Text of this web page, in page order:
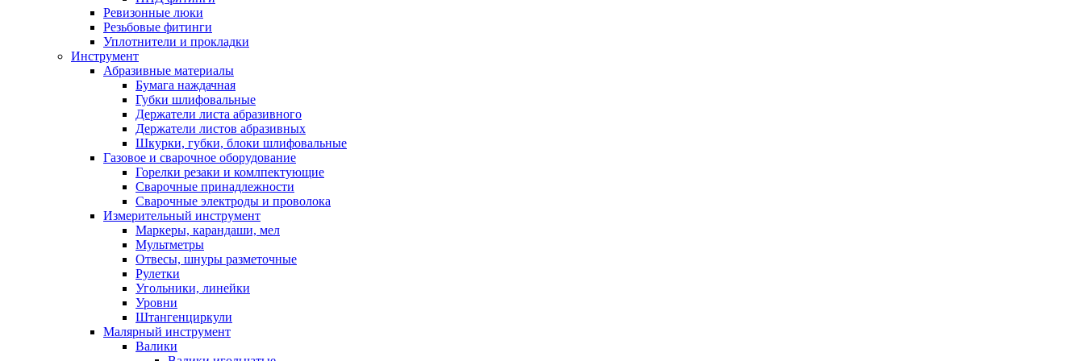
Ревизонные люки
Резьбовые фитинги
Уплотнители и прокладки
Инструмент
Абразивные материалы
Бумага наждачная
Губки шлифовальные
Держатели листа абразивного
Держатели листов абразивных
Шкурки, губки, блоки шлифовальные
Газовое и сварочное оборудование
Горелки резаки и комлпектующие
Сварочные принадлежности
Сварочные электроды и проволока
Измерительный инструмент
Маркеры, карандаши, мел
Мультметры
Отвесы, шнуры разметочные
Рулетки
Угольники, линейки
Уровни
Штангенциркули
Малярный инструмент
Валики